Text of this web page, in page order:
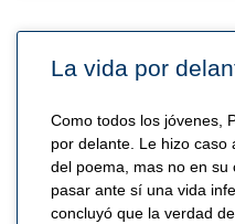
La vida por
Como todos los jóvenes,
por delante. Le hizo caso
del poema, mas no en su
pasar ante sí una vida
concluyó que la verdad